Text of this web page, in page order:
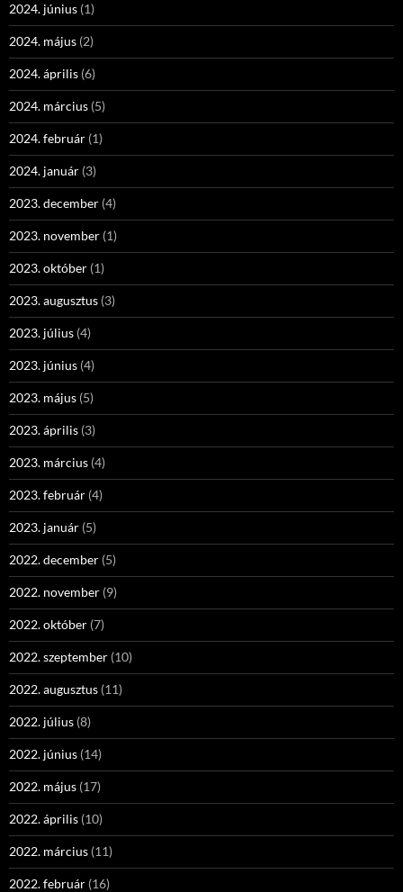
2024. június (1)
2024. május (2)
2024. április (6)
2024. március (5)
2024. február (1)
2024. január (3)
2023. december (4)
2023. november (1)
2023. október (1)
2023. augusztus (3)
2023. július (4)
2023. június (4)
2023. május (5)
2023. április (3)
2023. március (4)
2023. február (4)
2023. január (5)
2022. december (5)
2022. november (9)
2022. október (7)
2022. szeptember (10)
2022. augusztus (11)
2022. július (8)
2022. június (14)
2022. május (17)
2022. április (10)
2022. március (11)
2022. február (16)